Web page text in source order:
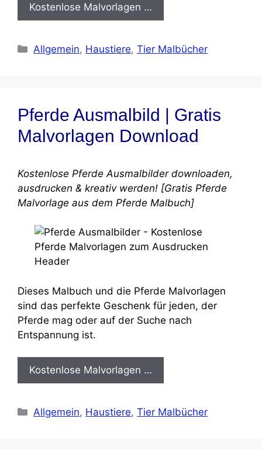
Kostenlose Malvorlagen …
Kategorien
Allgemein, Haustiere,Tier Malbücher
Pferde Ausmalbild | Gratis
Malvorlagen Download
Kostenlose Pferde Ausmalbilder downloaden,
ausdrucken & kreativ werden! [Gratis Pferde
Malvorlage aus dem Pferde Malbuch]
Dieses Malbuch und die Pferde Malvorlagen
sind das perfekte Geschenk für jeden, der
Pferde mag oder auf der Suche nach
Entspannung ist.
Kostenlose Malvorlagen …
Kategorien
Allgemein, Haustiere,Tier Malbücher